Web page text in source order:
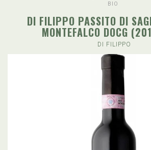
BIO
DI FILIPPO PASSITO DI
MONTEFALCO DOCG
DI FILIPPO